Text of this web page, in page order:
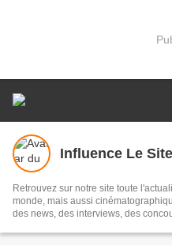
Influence Le Site
Retrouvez sur notre site toute
monde, mais aussi
des news, des interviews, des